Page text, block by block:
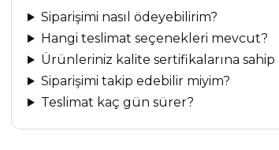
Siparişimi nasıl ödeyebilirim?
Hangi teslimat seçenekleri mevcut?
Ürünleriniz kalite sertifikalarına sahip
Siparişimi takip edebilir miyim?
Teslimat kaç gün sürer?